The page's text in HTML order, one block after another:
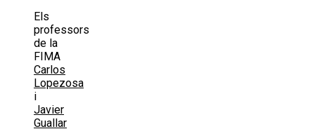
Els
professors
de la
FIMA
Carlos
Lopezosa
i
Javier
Guallar